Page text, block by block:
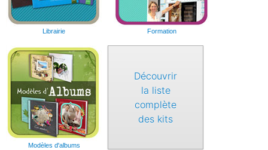
Librairie Formation
Modèles d'albums
Découvrir
la liste
complète
des kits